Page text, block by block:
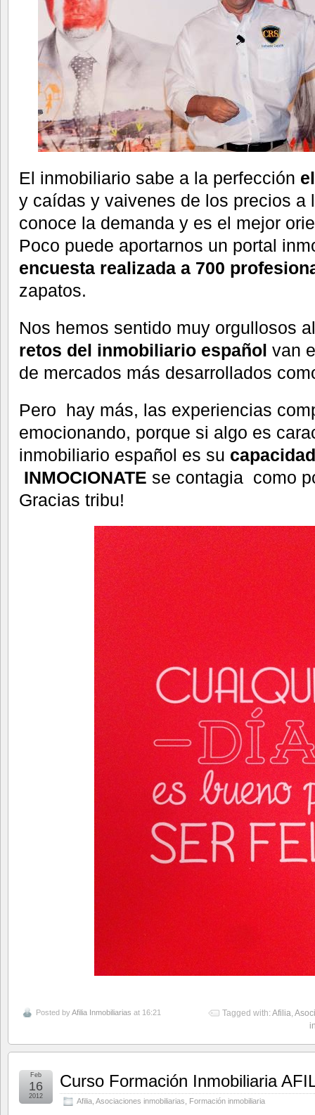
El inmobiliario sabe a la perfección
y caídas y vaivenes de los precios a
conoce la demanda y es el mejor
Poco puede aportarnos un portal
encuesta realizada a 700
zapatos.
Nos hemos sentido muy orgullosos
retos del inmobiliario español van
de mercados más desarrollados
Pero hay más, las experiencias
emocionando, porque si algo es
inmobiliario español es su
INMOCIONATE se contagia como
Gracias tribu!
Posted byAfilia Inmobiliarias at 16:21 Tagged with: Afilia,
Curso Formación Inmobiliaria
Afilia Asociaciones inmobiliarias Formación inmobiliaria
Feb
16
2012